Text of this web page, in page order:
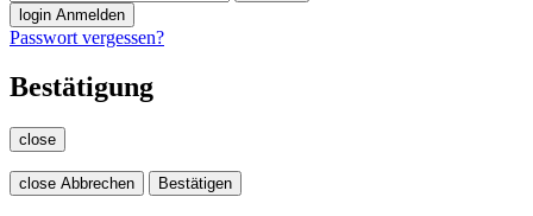
login Anmelden
Passwort vergessen?
Bestätigung
close
close Abbrechen Bestätigen